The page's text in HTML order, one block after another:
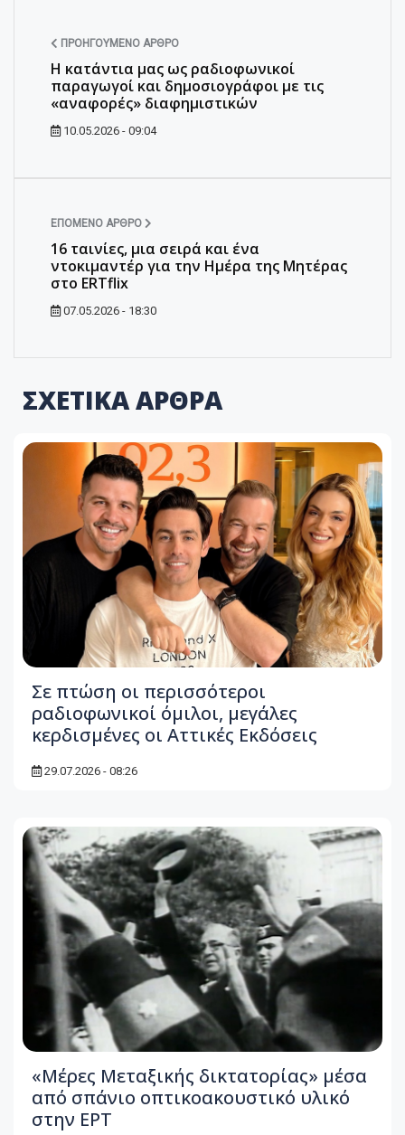
ΠΡΟΗΓΟΎΜΕΝΟ ΆΡΘΡΟ
Η κατάντια μας ως ραδιοφωνικοί
παραγωγοί και δημοσιογράφοι με τις
«αναφορές» διαφημιστικών
10.05.2026 - 09:04
ΕΠΌΜΕΝΟ ΆΡΘΡΟ
16 ταινίες, μια σειρά και ένα
ντοκιμαντέρ για την Ημέρα της Μητέρας
στο ERTflix
07.05.2026 - 18:30
ΣΧΕΤΙΚΑ ΑΡΘΡΑ
Σε πτώση οι περισσότεροι
ραδιοφωνικοί όμιλοι, μεγάλες
κερδισμένες οι Αττικές Εκδόσεις
29.07.2026 - 08:26
«Μέρες Μεταξικής δικτατορίας» μέσα
από σπάνιο οπτικοακουστικό υλικό
στην ΕΡΤ